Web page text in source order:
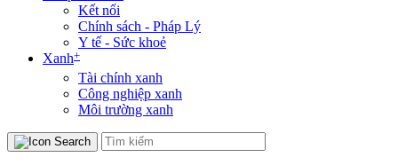
Kết nối
Chính sách - Pháp Lý
Y tế - Sức khoẻ
Xanh+
Tài chính xanh
Công nghiệp xanh
Môi trường xanh